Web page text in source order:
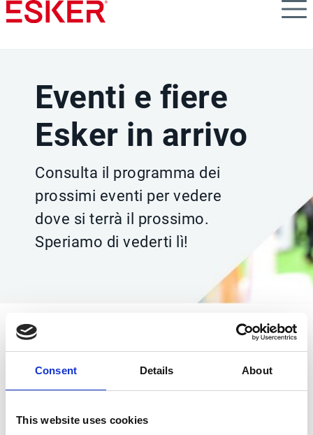
Consent Details About
This website uses cookies
Skip
to
Eventi e fiere
Esker in arrivo
Consulta il programma dei
prossimi eventi per vedere
dove si terrà il prossimo.
Speriamo di vederti lì!
Esker All Access Milano